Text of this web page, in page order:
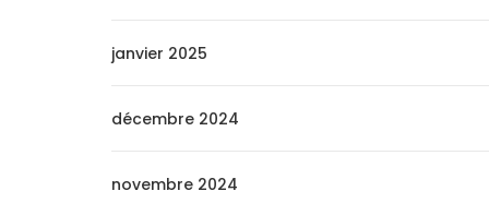
janvier 2025
décembre 2024
novembre 2024